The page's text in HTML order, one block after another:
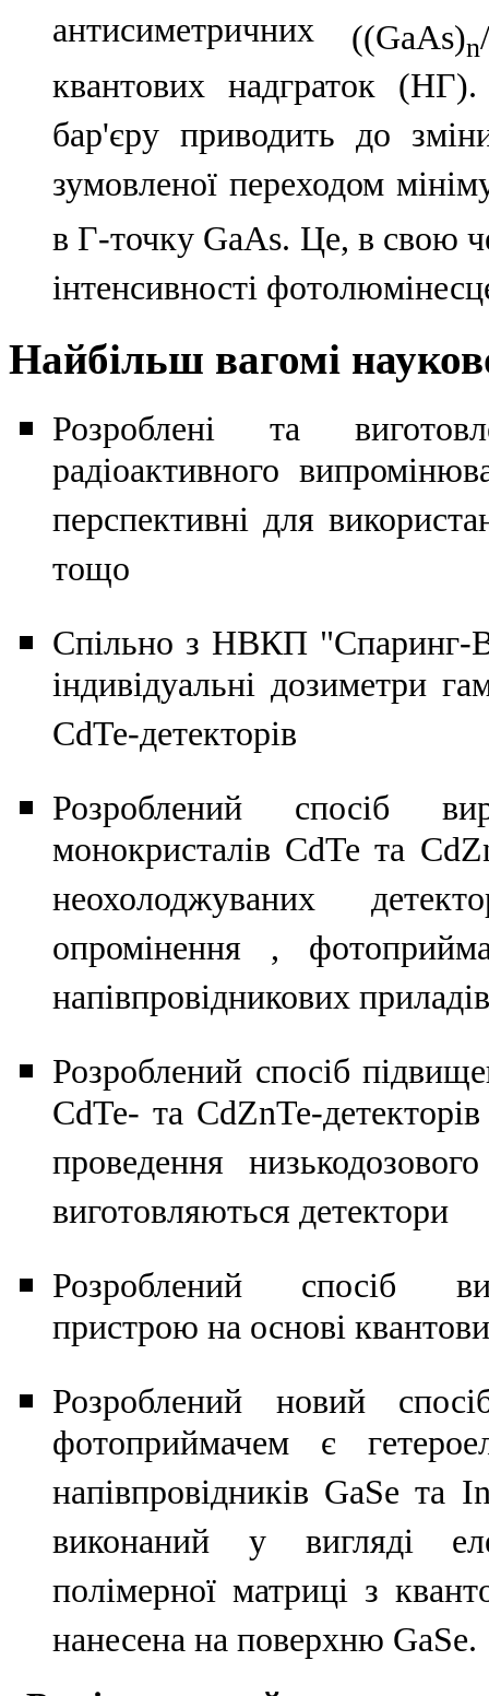
антисиметричних
((GaAs)n
квантових надграток
бар'єру приводить до
зумовленої переходом
в Г-точку GaAs. Це, в свою
інтенсивності
Найбільш вагомі
Розроблені та
радіоактивного
перспективні для
тощо
Спільно з НВКП "Спаринг-
індивідуальні дозиметри
CdTe-детекторів
Розроблений спосіб
монокристалів CdTe та
неохолоджуваних
опромінення ,
напівпровідникових
Розроблений спосіб
CdTe- та CdZnTe-
проведення
виготовляються детектори
Розроблений спосіб
пристрою на основі
Розроблений новий
фотоприймачем є
напівпровідників GaSe та
виконаний у вигляді
полімерної матриці з
нанесена на поверхню GaSe.